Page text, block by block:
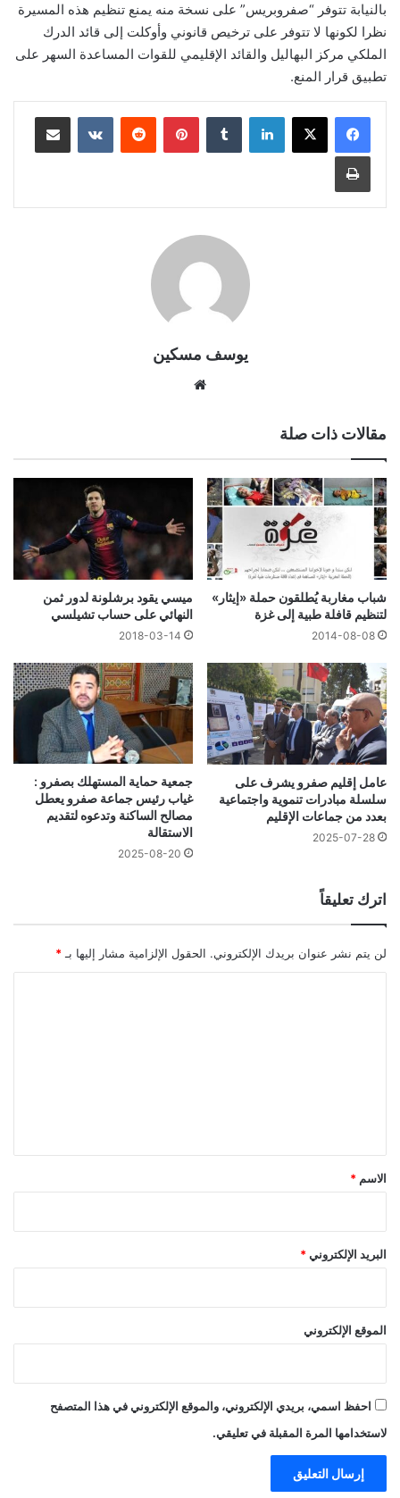
بالنيابة تتوفر “صفروبريس” على نسخة منه يمنع تنظيم هذه المسيرة
نظرا لكونها لا تتوفر على ترخيص قانوني وأوكلت إلى قائد الدرك
الملكي مركز البهاليل والقائد الإقليمي للقوات المساعدة السهر على
تطبيق قرار المنع.
لينكدإن بينتيريست مشاركة عبر البريد
طباعة
يوسف مسكين
مقالات ذات صلة
شباب مغاربة يُطلقون حملة «إيثار»
لتنظيم قافلة طبية إلى غزة
2014-08-08
ميسي يقود برشلونة لدور ثمن
النهائي على حساب تشيلسي
2018-03-14
عامل إقليم صفرو يشرف على
سلسلة مبادرات تنموية واجتماعية
بعدد من جماعات الإقليم
2025-07-28
جمعية حماية المستهلك بصفرو :
غياب رئيس جماعة صفرو يعطل
مصالح الساكنة وتدعوه لتقديم
الاستقالة
2025-08-20
اترك تعليقاً
لن يتم نشر عنوان بريدك الإلكتروني. الحقول الإلزامية مشار إليها بـ *
*
الاسم *
البريد الإلكتروني *
الموقع الإلكتروني
احفظ اسمي، بريدي الإلكتروني، والموقع الإلكتروني في هذا المتصفح
لاستخدامها المرة المقبلة في تعليقي.